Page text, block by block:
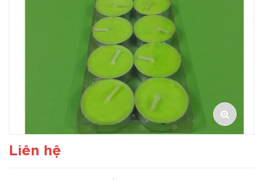
Liên hệ